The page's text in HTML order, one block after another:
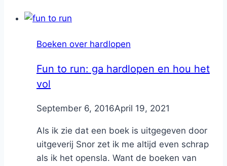
Boeken over hardlopen
Fun to run: ga hardlopen en hou het
vol
ByNicole
September 6, 2016April 19, 2021
Als ik zie dat een boek is uitgegeven door
uitgeverij Snor zet ik me altijd even schrap
als ik het opensla. Want de boeken van